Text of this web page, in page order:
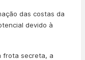
das costas da
devido à
frota secreta, a